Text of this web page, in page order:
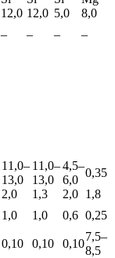
12,0 12,0 5,0
8,0
– – – –
11,0–
13,0
11,0–
13,0
4,5–
6,0
0,35
2,0 1,3 2,0 1,8
1,0 1,0 0,6 0,25
0,10 0,10 0,10
7,5–
8,5